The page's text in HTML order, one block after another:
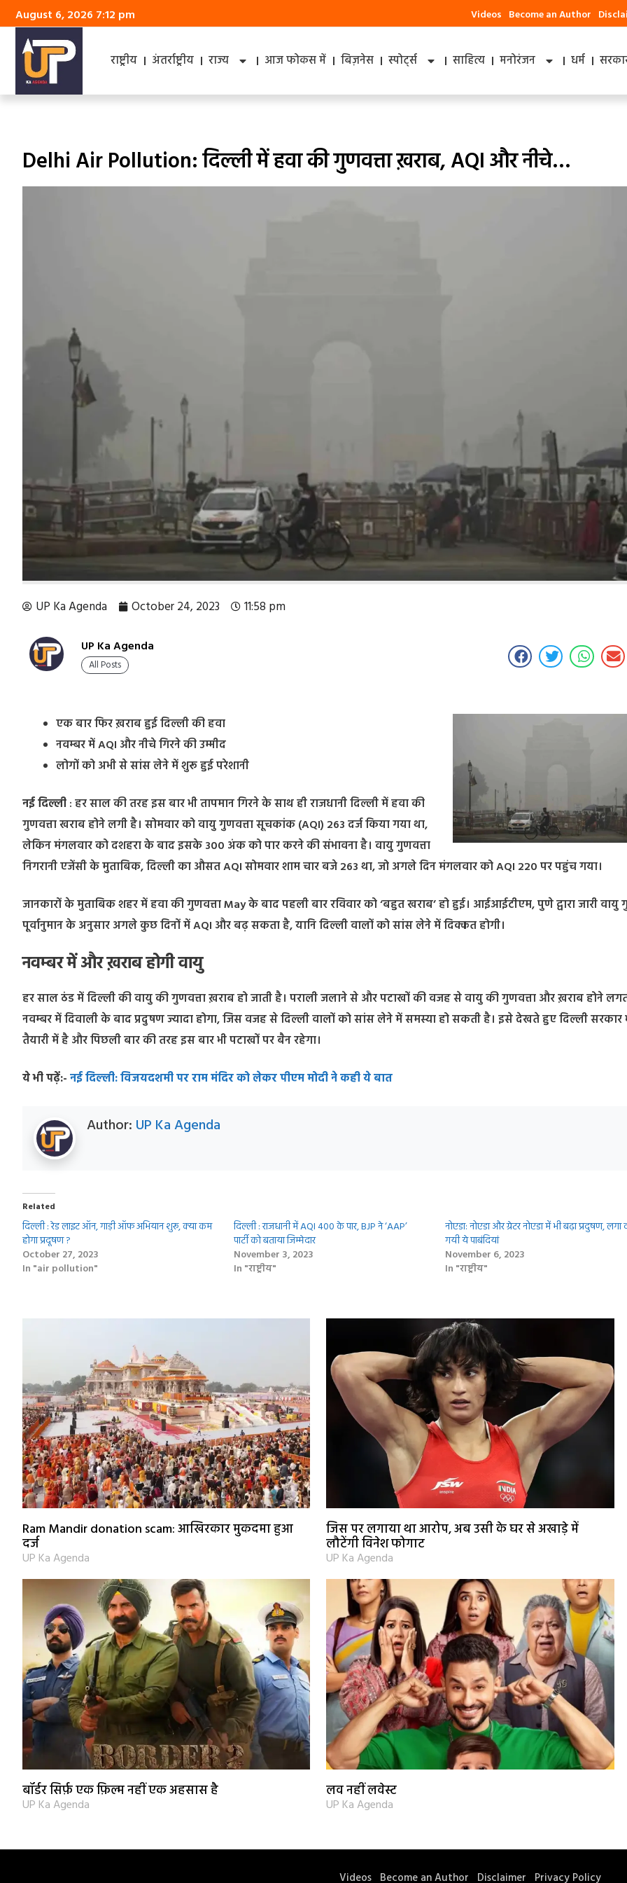
August 6, 2026 7:12 pm Videos Become an Author
राष्ट्रीय अंतर्राष्ट्रीय राज्य आज फोकस में बिज़नेस स्पोर्ट्स साहित्य मनोरंजन धर्म
Delhi Air Pollution: दिल्ली में हवा की गुणवत्ता ख़राब, AQI और नीचे…
UP Ka Agenda October 24, 2023 11:58 pm
UP Ka Agenda
All Posts
एक बार फिर ख़राब हुई दिल्ली की हवा
नवम्बर में AQI और नीचे गिरने की उम्मीद
लोगों को अभी से सांस लेने में शुरू हुई परेशानी
नई दिल्ली: हर साल की तरह इस बार भी तापमान गिरने के साथ ही राजधानी दिल्ली में हवा की
गुणवत्ता खराब होने लगी है। सोमवार को वायु गुणवत्ता सूचकांक (AQI) 263 दर्ज किया गया था,
लेकिन मंगलवार को दशहरा के बाद इसके 300 अंक को पार करने की संभावना है। वायु गुणवत्ता
निगरानी एजेंसी के मुताबिक, दिल्ली का औसत AQI सोमवार शाम चार बजे 263 था, जो अगले दिन मंगलवार को AQI 220 पर पहुंच गया।
जानकारों के मुताबिक शहर में हवा की गुणवत्ता May के बाद पहली बार रविवार को ‘बहुत खराब’ हो हुई। आईआईटीएम, पुणे द्वारा जारी वायु
पूर्वानुमान के अनुसार अगले कुछ दिनों में AQI और बढ़ सकता है, यानि दिल्ली वालों को सांस लेने में दिक्कत होगी।
नवम्बर में और ख़राब होगी वायु
हर साल ठंड में दिल्ली की वायु की गुणवत्ता ख़राब हो जाती है। पराली जलाने से और पटाखों की वजह से वायु की गुणवत्ता और ख़राब होने
नवम्बर में दिवाली के बाद प्रदुषण ज्यादा होगा, जिस वजह से दिल्ली वालों को सांस लेने में समस्या हो सकती है। इसे देखते हुए दिल्ली सरकार
तैयारी में है और पिछली बार की तरह इस बार भी पटाखों पर बैन रहेगा।
ये भी पढ़ें:-नई दिल्‍ली: विजयदशमी पर राम मंदिर को लेकर पीएम मोदी ने कही ये बात
Author: UP Ka Agenda
Related
दिल्ली : रेड लाइट ऑन, गाड़ी ऑफ अभियान शुरू, क्या कम
होगा प्रदूषण ?
October 27, 2023
In "air pollution"
दिल्ली : राजधानी में AQI 400 के पार, BJP ने ‘AAP’
पार्टी को बताया जिम्मेदार
November 3, 2023
In "राष्ट्रीय"
नोएडा: नोएडा और ग्रेटर नोएडा में भी बढ़ा प्रदुषण, लगा
गयी ये पाबंदियां
November 6, 2023
In "राष्ट्रीय"
Ram Mandir donation scam: आखिरकार मुकदमा हुआ
दर्ज
UP Ka Agenda
जिस पर लगाया था आरोप, अब उसी के घर से अखाड़े में
लौटेंगी विनेश फोगाट
UP Ka Agenda
बॉर्डर सिर्फ़ एक फ़िल्म नहीं एक अहसास है
UP Ka Agenda
लव नहीं लवेस्ट
UP Ka Agenda
Videos Become an Author Disclaimer Privacy Policy